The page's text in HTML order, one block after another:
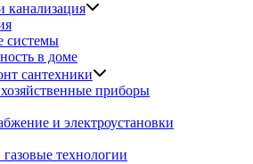
канализация
системы
в доме
сантехники
приборы
и электроустановки
технологии